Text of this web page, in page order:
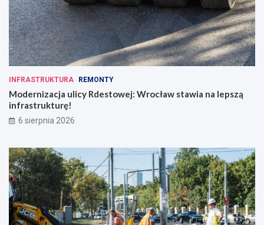
INFRASTRUKTURA REMONTY
Modernizacja ulicy Rdestowej: Wrocław stawia na lepszą
infrastrukturę!
6 sierpnia 2026